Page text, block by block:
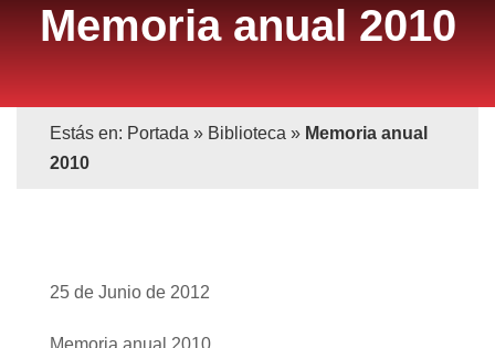
Memoria anual 2010
Estás en: Portada » Biblioteca » Memoria anual
2010
25 de Junio de 2012
Memoria anual 2010